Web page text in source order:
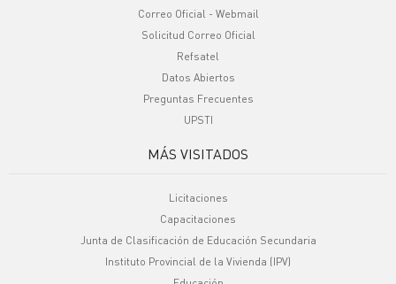
Correo Oficial - Webmail
Solicitud Correo Oficial
Refsatel
Datos Abiertos
Preguntas Frecuentes
UPSTI
MÁS VISITADOS
Licitaciones
Capacitaciones
Junta de Clasificación de Educación Secundaria
Instituto Provincial de la Vivienda (IPV)